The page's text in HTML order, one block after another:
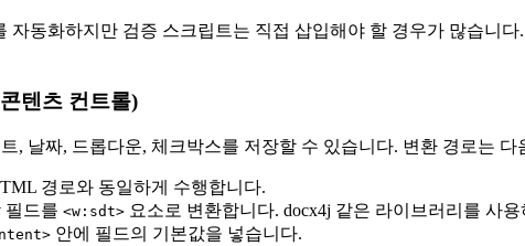
자동화하지만 검증 스크립트는 직접 삽입해야 할 경우가 많습
텐츠 컨트롤)
, 날짜, 드롭다운, 체크박스를 저장할 수 있습니다. 변환 경로는 다
경로와 동일하게 수행합니다.
필드를 <w:sdt> 요소로 변환합니다. docx4j 같은 라이브러리를 사
안에 필드의 기본값을 넣습니다.